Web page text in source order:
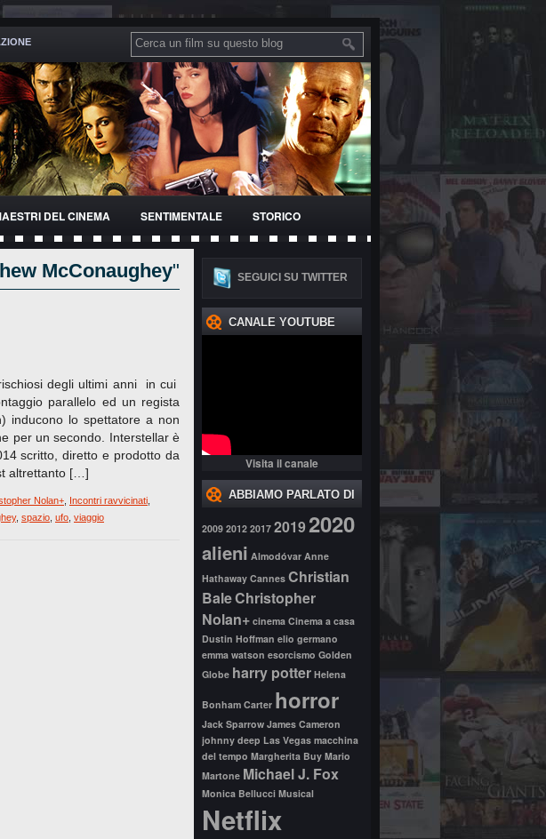
DEL CINEMA SENTIMENTALE STORICO
McConaughey"
degli ultimi anni in cui
parallelo ed un regista
inducono lo spettatore a non
per un secondo. Interstellar è
scritto, diretto e prodotto da
altrettanto […]
Nolan+ Incontri ravvicinati
, spazio ufo viaggio
SEGUICI SU TWITTER
CANALE YOUTUBE
Visita il canale
ABBIAMO PARLATO DI
2009 2012 2017 20192020
alieni Almodóvar Anne
Hathaway Cannes Christian
BaleChristopher
Nolan+ cinema Cinema a casa
Dustin Hoffman elio germano
emma watson esorcismo Golden
Globe harry potter Helena
Bonham Carter horror
Jack Sparrow James Cameron
johnny deep Las Vegas macchina
del tempo Margherita Buy Mario
Martone Michael J. Fox
Monica Bellucci Musical
Netflix